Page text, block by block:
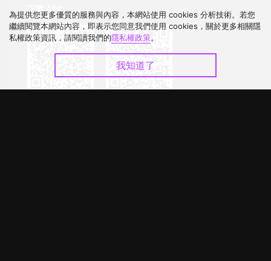
下載 APP
為提供您更多優質的服務與內容，本網站使用 cookies 分析技術。若您
繼續閱覽本網站內容，即表示您同意我們使用 cookies，關於更多相關隱
私權政策資訊，請閱讀我們的隱私權政策。
我知道了